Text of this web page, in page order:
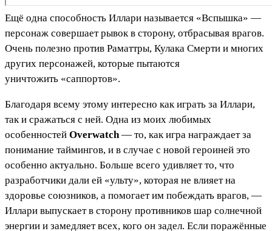
Ещё одна способность Иллари называется «Вспышка» —
персонаж совершает рывок в сторону, отбрасывая врагов.
Очень полезно против Раматтры, Кулака Смерти и многих
других персонажей, которые пытаются
уничтожить «саппортов».
Благодаря всему этому интересно как играть за Иллари,
так и сражаться с ней. Одна из моих любимых
особенностей Overwatch— то, как игра награждает за
понимание таймингов, и в случае с новой героиней это
особенно актуально. Больше всего удивляет то, что
разработчики дали ей «ульту», которая не влияет на
здоровье союзников, а помогает им побеждать врагов, —
Иллари выпускает в сторону противников шар солнечной
энергии и замедляет всех, кого он задел. Если поражённые